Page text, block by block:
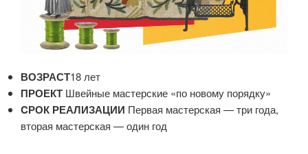
ВОЗРАСТ18 лет
ПРОЕКТ Швейные мастерские «по новому порядку»
CРОК РЕАЛИЗАЦИИ Первая мастерская — три года,
вторая мастерская — один год